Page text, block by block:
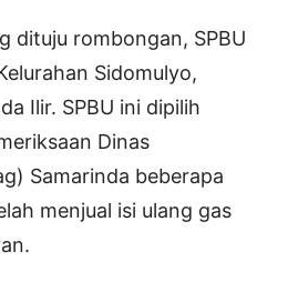
dituju rombongan, SPBU
Sidomulyo,
Ilir. SPBU ini dipilih
Dinas
Samarinda beberapa
menjual isi ulang gas